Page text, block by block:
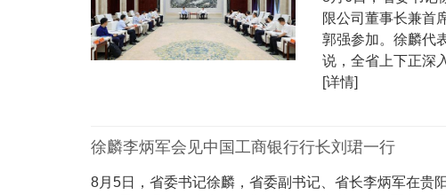
限公司董事长兼首
郭强参加。徐麟代
说，全省上下正深
[详情]
徐麟李炳军会见中国工商银行行长刘珺一行
8月5日，省委书记徐麟，省委副书记、省长李炳军在贵